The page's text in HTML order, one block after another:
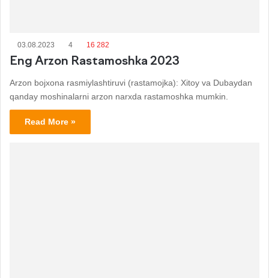
03.08.2023 4 16 282
Eng Arzon Rastamoshka 2023
Arzon bojxona rasmiylashtiruvi (rastamojka): Xitoy va Dubaydan
qanday moshinalarni arzon narxda rastamoshka mumkin.
Read More »